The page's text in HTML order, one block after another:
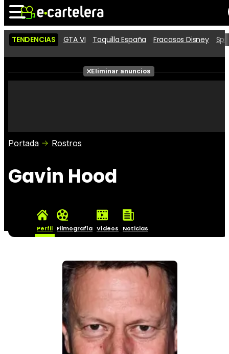
Noticias Cartelera
Películas
Críticas
TENDENCIAS GTA VI Taquilla España Fracasos Disney
Eliminar anuncios
Portada Rostros
Gavin Hood
Perfil Filmografía Vídeos Noticias